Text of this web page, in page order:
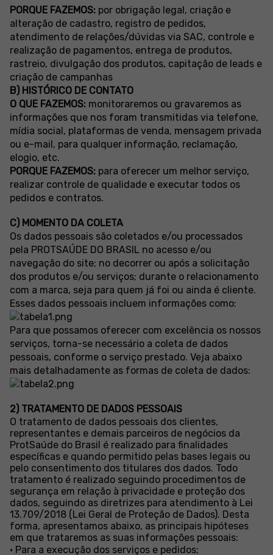
PORQUE FAZEMOS: por obrigação legal, criação e
alteração de cadastro, registro de pedidos,
atendimento de relações/dúvidas via SAC, controle e
realização de pagamentos, entrega de produtos,
rastreio, divulgação dos produtos, capitação de leads e
criação de campanhas
B) HISTÓRICO DE CONTATO
O QUE FAZEMOS: monitoraremos ou gravaremos as
informações que nos foram transmitidas via telefone,
mídia social, plataformas de venda, mensagem privada
ou e-mail, para qualquer informação, reclamação,
elogio, etc.
PORQUE FAZEMOS: para oferecer um melhor serviço,
realizar controle de qualidade e executar todos os
pedidos e contratos.
C) MOMENTO DA COLETA
Os dados pessoais são coletados e/ou processados
pela PROTSAÚDE DO BRASIL no acesso e/ou
navegação do site; no decorrer ou após a solicitação
dos produtos e/ou serviços; durante o relacionamento
com a marca, seja para quem já foi ou ainda é cliente.
Esses dados pessoais incluem informações como:
Para que possamos oferecer com excelência os nossos
serviços, torna-se necessário a coleta de dados
pessoais, conforme o serviço prestado. Veja abaixo
mais detalhadamente as formas de coleta de dados:
2) TRATAMENTO DE DADOS PESSOAIS
O tratamento de dados pessoais dos clientes,
representantes e demais parceiros de negócios da
ProtSaúde do Brasil é realizado para finalidades
específicas e quando permitido pelas bases legais ou
pelo consentimento dos titulares dos dados. Todo
tratamento é realizado seguindo procedimentos de
segurança em relação à privacidade e proteção dos
dados, seguindo as diretrizes para atendimento à Lei
13.709/2018 (Lei Geral de Proteção de Dados). Desta
forma, apresentamos abaixo, as principais hipóteses
em que trataremos as suas informações pessoais:
• Para a execução dos serviços e pedidos;